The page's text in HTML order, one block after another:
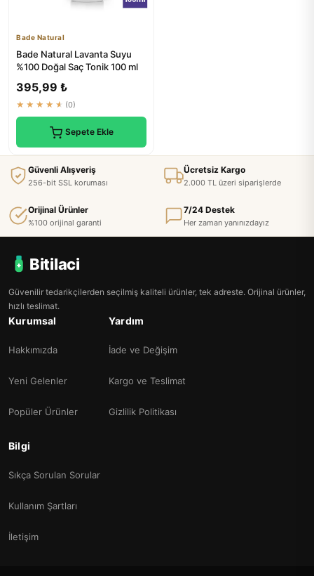
Bade Natural
Bade Natural Lavanta Suyu
%100 Doğal Saç Tonik 100 ml
395,99 ₺
★★★★★ (0)
Sepete Ekle
Güvenli Alışveriş
256-bit SSL koruması
Ücretsiz Kargo
2.000 TL üzeri siparişlerde
Orijinal Ürünler
%100 orijinal garanti
7/24 Destek
Her zaman yanınızdayız
Bitilaci
Güvenilir tedarikçilerden seçilmiş kaliteli ürünler, tek adreste. Orijinal ürünler,
hızlı teslimat.
Kurumsal
Hakkımızda
Yeni Gelenler
Popüler Ürünler
Yardım
İade ve Değişim
Kargo ve Teslimat
Gizlilik Politikası
Bilgi
Sıkça Sorulan Sorular
Kullanım Şartları
İletişim